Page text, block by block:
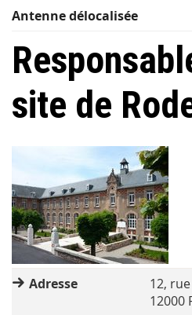
Antenne délocalisée
site de
Adresse
12,
12000